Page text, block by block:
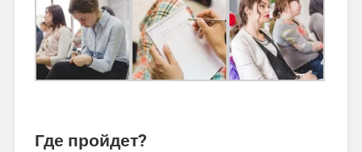
Где пройдет?